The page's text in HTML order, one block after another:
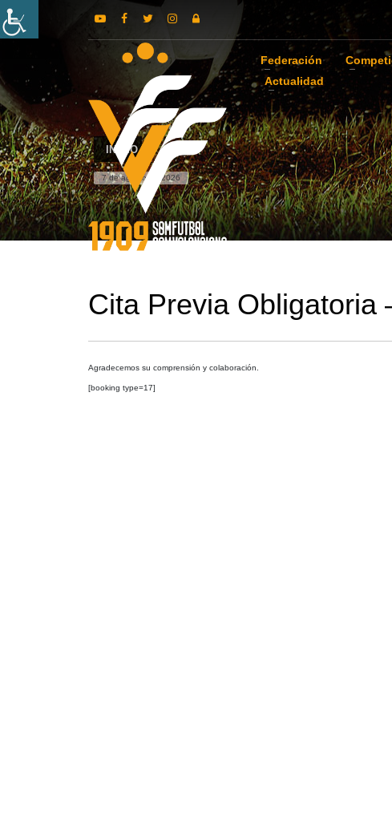
Federación
Actualidad
INICIO
7 de agosto de 2026
Cita Previa Obligatoria
Agradecemos su comprensión y colaboración.
[booking type=17]